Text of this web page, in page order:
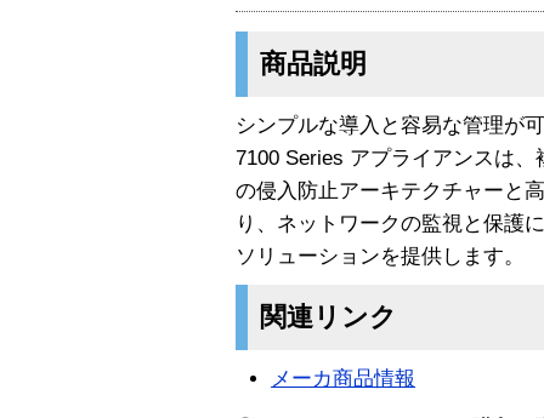
商品説明
シンプルな導入と容易な管理が
7100 Series アプライアンスは
の侵入防止アーキテクチャーと
り、ネットワークの監視と保護
ソリューションを提供します。
関連リンク
メーカ商品情報